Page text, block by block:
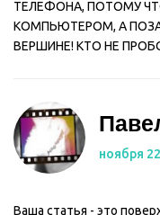
ТЕЛЕФОНА, ПОТОМУ
КОМПЬЮТЕРОМ, А
ВЕРШИНЕ! КТО НЕ
ноября
Ваша статья - это